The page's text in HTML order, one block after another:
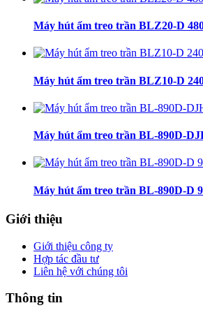
Máy hút ẩm treo trần BLZ20-D
Máy hút ẩm treo trần BLZ10-D
Máy hút ẩm treo trần BL-890D-
Máy hút ẩm treo trần BL-890D-D
Giới thiệu
Giới thiệu công ty
Hợp tác đầu tư
Liên hệ với chúng tôi
Thông tin